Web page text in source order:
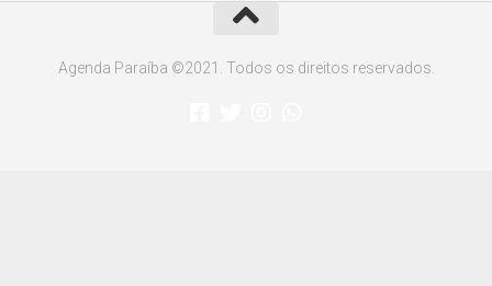
Agenda Paraíba ©2021. Todos os direitos reservados.